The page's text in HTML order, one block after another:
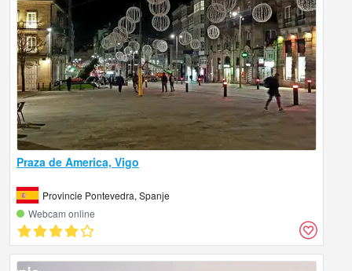
Praza de America, Vigo
Provincie Pontevedra, Spanje
Webcam online